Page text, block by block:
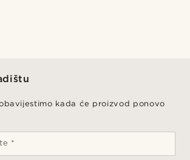
kada će proizvod ponovo
*